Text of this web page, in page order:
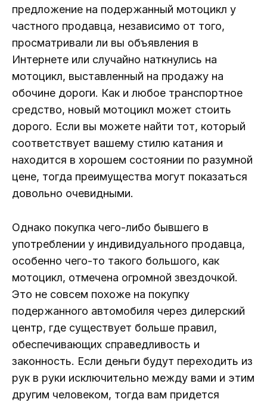
предложение на подержанный мотоцикл у
частного продавца, независимо от того,
просматривали ли вы объявления в
Интернете или случайно наткнулись на
мотоцикл, выставленный на продажу на
обочине дороги. Как и любое транспортное
средство, новый мотоцикл может стоить
дорого. Если вы можете найти тот, который
соответствует вашему стилю катания и
находится в хорошем состоянии по разумной
цене, тогда преимущества могут показаться
довольно очевидными.
Однако покупка чего-либо бывшего в
употреблении у индивидуального продавца,
особенно чего-то такого большого, как
мотоцикл, отмечена огромной звездочкой.
Это не совсем похоже на покупку
подержанного автомобиля через дилерский
центр, где существует больше правил,
обеспечивающих справедливость и
законность. Если деньги будут переходить из
рук в руки исключительно между вами и этим
другим человеком, тогда вам придется